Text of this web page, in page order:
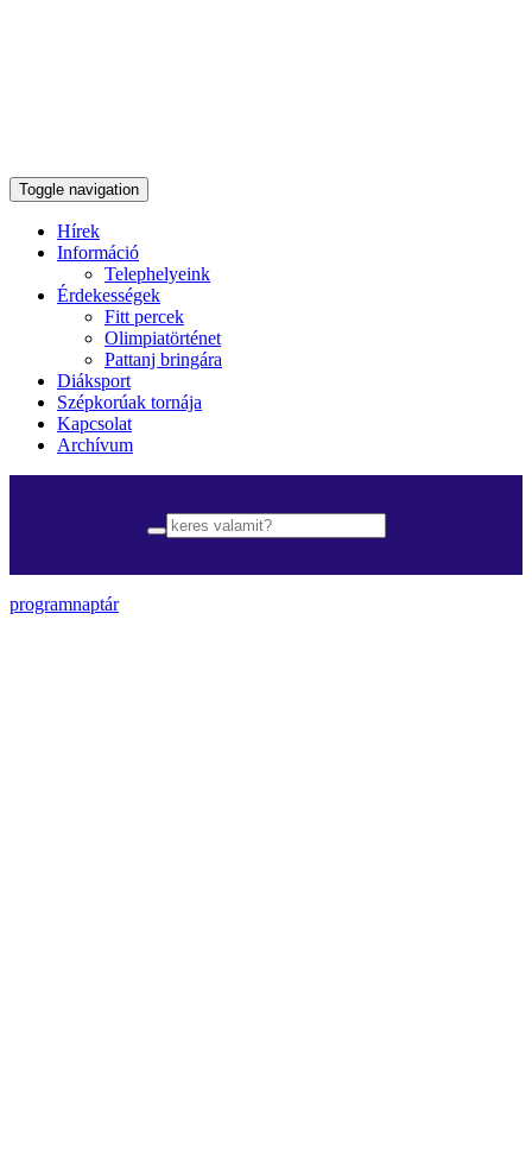
Toggle navigation
Hírek
Információ
Telephelyeink
Érdekességek
Fitt percek
Olimpiatörténet
Pattanj bringára
Diáksport
Szépkorúak tornája
Kapcsolat
Archívum
programnaptár